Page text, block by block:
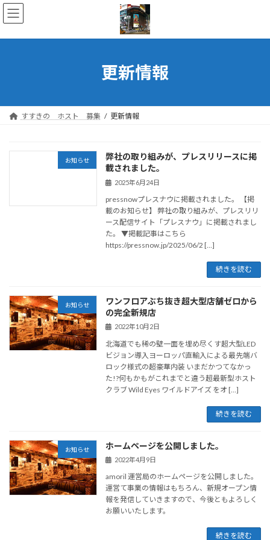
コ
ン
ン
ナ
ビ
ー
更新情報
すすきの ホスト 募集 更新情報
お知らせ
弊社の取り組みが、プレスリリースに掲
載されました。
2025年6月24日
pressnowプレスナウに掲載されました。 【掲
載のお知らせ】 弊社の取り組みが、プレスリリ
ース配信サイト「プレスナウ」に掲載されまし
た。 ▼掲載記事はこちら
https://pressnow.jp/2025/06/2 […]
続きを読む
お知らせ
ワンフロアぶち抜き超大型店舗ゼロから
の完全新規店
2022年10月2日
北海道でも稀の壁一面を埋め尽くす超大型LED
ビジョン導入ヨーロッパ直輸入による最先端バ
ロック様式の超豪華内装 いまだかつてなかっ
た!?何もかもがこれまでと違う超最新型ホスト
クラブ Wild Eyes ワイルドアイズ をオ […]
続きを読む
お知らせ ホームページを公開しました。
2022年4月9日
amoril 運営局のホームページを公開しました。
運営て事業の情報はもちろん、新規オープン情
報を発信していきますので、今後ともよろしく
お願いいたします。
続きを読む